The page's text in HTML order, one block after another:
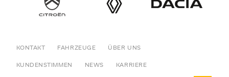
KONTAKT FAHRZEUGE ÜBER UNS
KUNDENSTIMMEN NEWS KARRIERE